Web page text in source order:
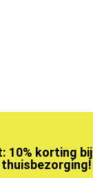
10% korting bij